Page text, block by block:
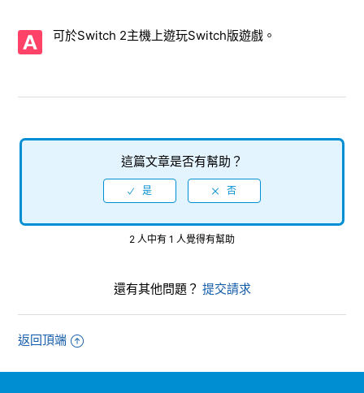
多少？
【Nintendo Switch/SHINOBI 反攻的斬擊】是否具有與該系
列其他作品、其他平台軟體或其他媒體的互通性功能（資料互
通性、傳輸等）？
【Nintendo Switch/SHINOBI 反攻的斬擊】能否在Switch 2
主機上遊玩Switch版？
【Nintendo Switch/SHINOBI 反攻的斬擊】是否支援線上遊
可於Switch 2主機上遊玩Switch版遊戲。
這篇文章是否有幫助？
2 人中有 1 人覺得有幫助
還有其他問題？ 提交請求
返回頂端